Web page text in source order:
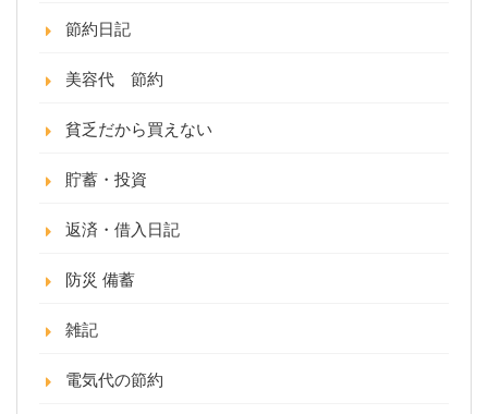
節約日記
美容代 節約
貧乏だから買えない
貯蓄・投資
返済・借入日記
防災 備蓄
雑記
電気代の節約